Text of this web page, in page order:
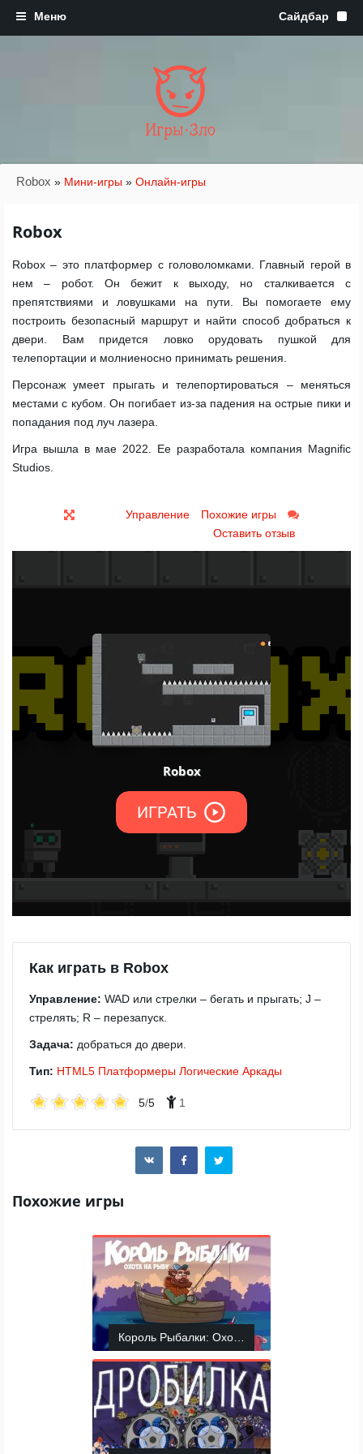
Игры·Зло
Robox » Мини-игры » Онлайн-игры
Robox
Robox – это платформер с головоломками. Главный герой в
нем – робот. Он бежит к выходу, но сталкивается с
препятствиями и ловушками на пути. Вы помогаете ему
построить безопасный маршрут и найти способ добраться к
двери. Вам придется ловко орудовать пушкой для
телепортации и молниеносно принимать решения.
Персонаж умеет прыгать и телепортироваться – меняться
местами с кубом. Он погибает из-за падения на острые пики и
попадания под луч лазера.
Игра вышла в мае 2022. Ее разработала компания Magnific
Studios.
Управление
Похожие игры
Оставить отзыв
Как играть в Robox
Управление: WAD или стрелки – бегать и прыгать; J –
стрелять; R – перезапуск.
Задача: добраться до двери.
Тип: HTML5 Платформеры Логические Аркады
5/5 1
Похожие игры
Король Рыбалки: Охота на рыбу